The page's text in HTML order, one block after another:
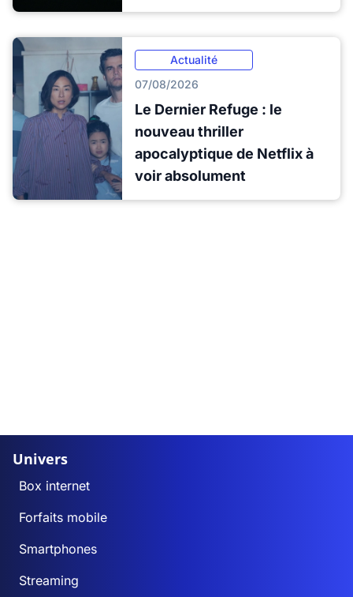
Actualité
07/08/2026
Le Dernier Refuge : le
nouveau thriller
apocalyptique de Netflix à
voir absolument
Univers
Box internet
Forfaits mobile
Smartphones
Streaming